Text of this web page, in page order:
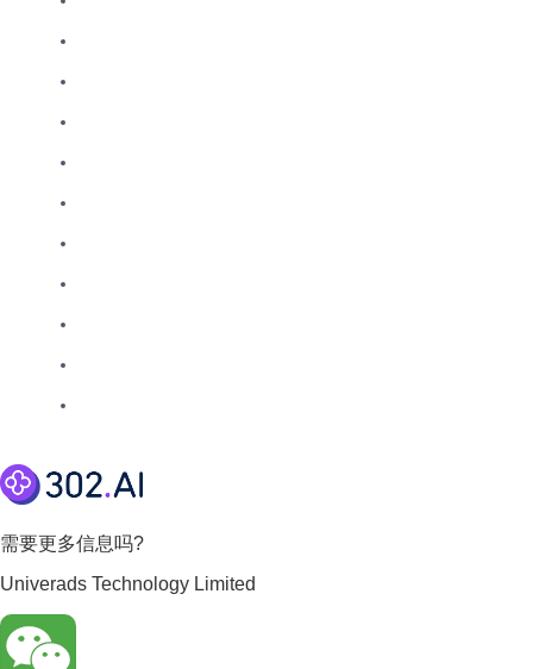
需要更多信息吗?
Univerads Technology Limited